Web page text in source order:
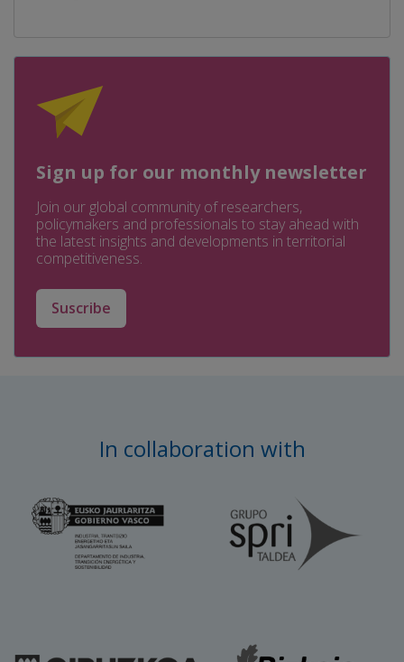
Sign up for our monthly newsletter
Join our global community of researchers,
policymakers and professionals to stay ahead with
the latest insights and developments in territorial
competitiveness.
Suscribe
In collaboration with